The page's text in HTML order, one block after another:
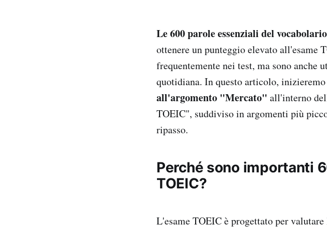
Le 600 parole essenziali del
ottenere un punteggio elevato all'esame
frequentemente nei test, ma sono
quotidiana. In questo articolo, inizieremo
all'argomento "Mercato" all'interno
TOEIC", suddiviso in argomenti più
ripasso.
Perché sono importanti
TOEIC?
L'esame TOEIC è progettato per